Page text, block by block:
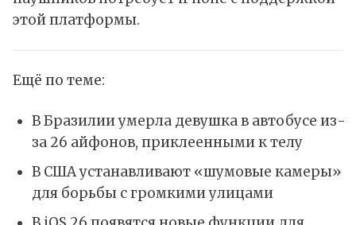
этой платформы.
Ещё по теме:
В Бразилии умерла девушка в автобусе из-
за 26 айфонов, приклеенными к телу
В США устанавливают «шумовые камеры»
для борьбы с громкими улицами